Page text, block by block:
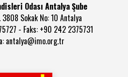
Odası Antalya Şube
Sokak No: 10 Antalya
- Faks: +90 242 2375731
antalya@imo.org.tr